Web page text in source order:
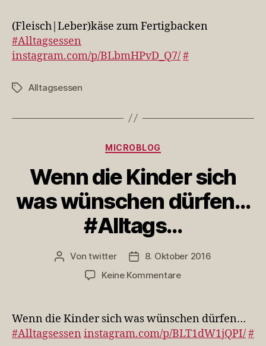
Fertigbacken
(Fleisch|Leber)käse zum Fertigbacken
#Alltagsessen
instagram.com/p/BLbmHPvD_Q7/#
Schlagwörter
Alltagsessen
Kategorien
MICROBLOG
Wenn die Kinder sich
was wünschen dürfen…
#Alltags…
Beitragsautor
Vontwitter Veröffentlichungsdatum
8. Oktober 2016
Keine Kommentarezu
Kinder
sich
was
Wenn die Kinder sich was wünschen dürfen…
#Alltagsessen instagram.com/p/BLT1dW1jQPI/#